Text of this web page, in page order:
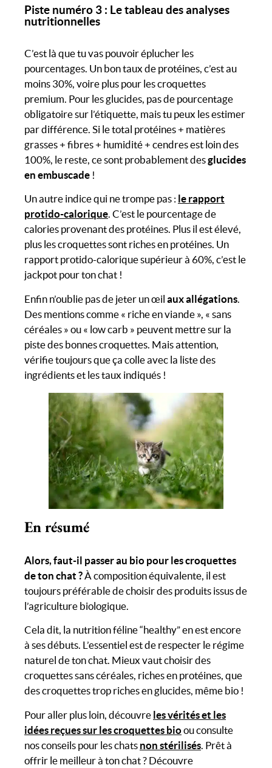
Piste numéro 3 : Le tableau des analyses
nutritionnelles
C’est là que tu vas pouvoir éplucher les
pourcentages. Un bon taux de protéines, c’est au
moins 30%, voire plus pour les croquettes
premium. Pour les glucides, pas de pourcentage
obligatoire sur l’étiquette, mais tu peux les estimer
par différence. Si le total protéines + matières
grasses + fibres + humidité + cendres est loin des
100%, le reste, ce sont probablement desglucides
en embuscade !
Un autre indice qui ne trompe pas : le rapport
protido-calorique. C’est le pourcentage de
calories provenant des protéines. Plus il est élevé,
plus les croquettes sont riches en protéines. Un
rapport protido-calorique supérieur à 60%, c’est le
jackpot pour ton chat !
Enfin n’oublie pas de jeter un œil aux allégations
Des mentions comme « riche en viande », « sans
céréales » ou « low carb » peuvent mettre sur la
piste des bonnes croquettes. Mais attention,
vérifie toujours que ça colle avec la liste des
ingrédients et les taux indiqués !
En résumé
Alors, faut-il passer au bio pour les croquettes
de ton chat ?À composition équivalente, il est
toujours préférable de choisir des produits issus de
l’agriculture biologique.
Cela dit, la nutrition féline “healthy” en est encore
à ses débuts. L’essentiel est de respecter le régime
naturel de ton chat. Mieux vaut choisir des
croquettes sans céréales, riches en protéines, que
des croquettes trop riches en glucides, même bio !
Pour aller plus loin, découvre les vérités et les
idées reçues sur les croquettes bioou consulte
nos conseils pour les chats non stérilisés . Prêt à
offrir le meilleur à ton chat ? Découvre